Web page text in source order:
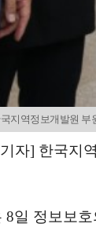
지역정보개발원 부
자] 한국지
8일 정보보